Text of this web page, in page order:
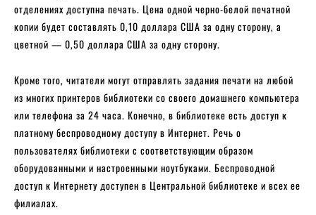
отделениях доступна печать. Цена одной черно-белой печатной
копии будет составлять 0,10 доллара США за одну сторону, а
цветной — 0,50 доллара США за одну сторону.
Кроме того, читатели могут отправлять задания печати на любой
из многих принтеров библиотеки со своего домашнего компьютера
или телефона за 24 часа. Конечно, в библиотеке есть доступ к
платному беспроводному доступу в Интернет. Речь о
пользователях библиотеки с соответствующим образом
оборудованными и настроенными ноутбуками. Беспроводной
доступ к Интернету доступен в Центральной библиотеке и всех ее
филиалах.